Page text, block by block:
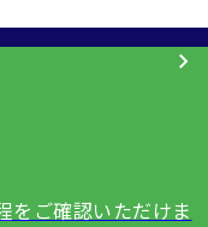
をご確認いただけま